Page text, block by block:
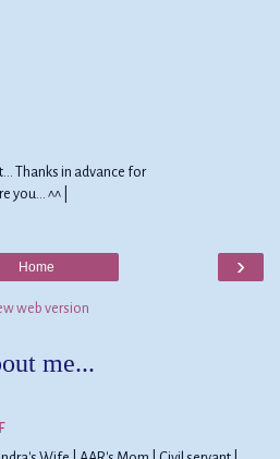
Thanks in advance for
you... ^^ |
›
Home
web version
me...